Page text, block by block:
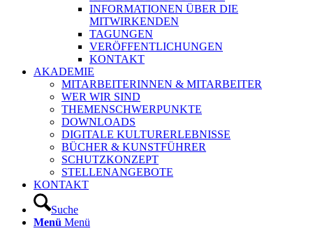
INFORMATIONEN ÜBER DIE
MITWIRKENDEN
TAGUNGEN
VERÖFFENTLICHUNGEN
KONTAKT
AKADEMIE
MITARBEITERINNEN & MITARBEITER
WER WIR SIND
THEMENSCHWERPUNKTE
DOWNLOADS
DIGITALE KULTURERLEBNISSE
BÜCHER & KUNSTFÜHRER
SCHUTZKONZEPT
STELLENANGEBOTE
KONTAKT
Suche
Menü Menü